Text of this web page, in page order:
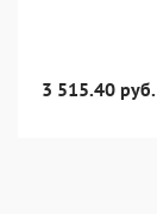
3 515.40 руб.